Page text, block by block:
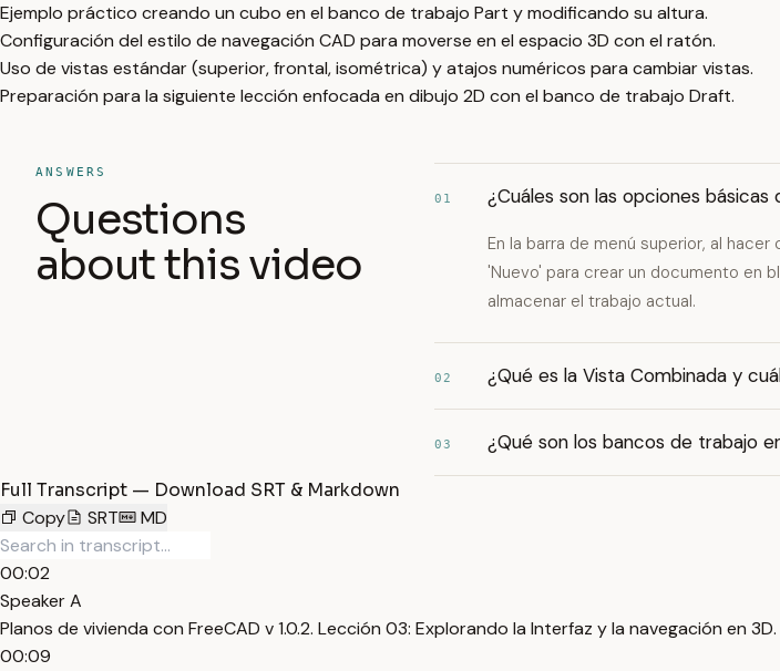
Ejemplo práctico creando un cubo en el banco de trabajo Part y modificando su altura.
Configuración del estilo de navegación CAD para moverse en el espacio 3D con el ratón.
Uso de vistas estándar (superior, frontal, isométrica) y atajos numéricos para cambiar vistas.
Preparación para la siguiente lección enfocada en dibujo 2D con el banco de trabajo Draft.
ANSWERS
Questions
about this video
01 ¿Cuáles son las opciones
En la barra de menú superior, al
'Nuevo' para crear un documento en
almacenar el trabajo actual.
02 ¿Qué es la Vista Combinada y
03 ¿Qué son los bancos de trabajo
Full Transcript — Download SRT & Markdown
Copy
SRT MD
00:02
Speaker A
Planos de vivienda con FreeCAD v 1.0.2. Lección 03: Explorando la Interfaz y la navegación en 3D.
00:09